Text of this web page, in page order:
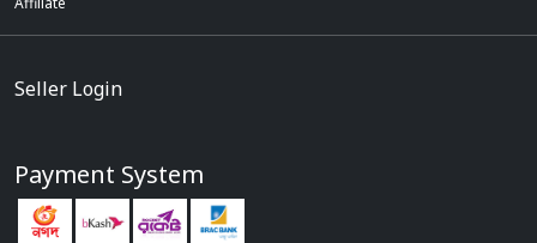
Seller Login
Payment System